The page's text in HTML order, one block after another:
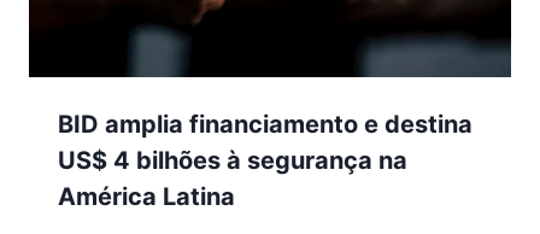
BID amplia financiamento e destina
US$ 4 bilhões à segurança na
América Latina